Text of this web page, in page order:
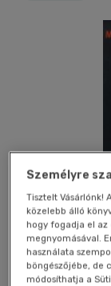
Személyre
Tisztelt Vásárlónk!
közelebb álló
hogy fogadja el az
megnyomásával.
használata
böngészőjébe, de
módosíthatja a